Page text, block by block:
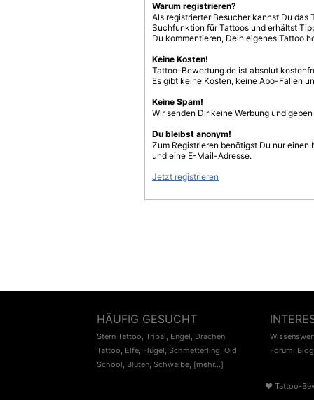
Warum registrieren?
Als registrierter Besucher kannst Du
Suchfunktion für Tattoos und erhältst
Du kommentieren, Dein eigenes Tattoo
Keine Kosten!
Tattoo-Bewertung.de ist absolut
Es gibt keine Kosten, keine Abo-Fallen
Keine Spam!
Wir senden Dir keine Werbung und
Du bleibst anonym!
Zum Registrieren benötigst Du nur einen
und eine E-Mail-Adresse.
Jetzt registrieren
HÄUFIG GESUCHT
Stern Tattoo, Tribal, Engel, Drachen
Tattoo, Elfe, Flügel, Schmetterling, Old
School, Blüten, Schwalbe, [mehr...]
Forum, Blog
♥ Tattoo-